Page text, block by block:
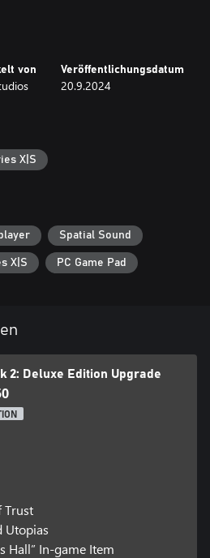
INHALTE NACH DER
VERSION/TEIL DER
SAMMLUNG)
von Veröffentlichungsdatum
20.9.2024
X|S
Spatial Sound
X|S PC Game Pad
2: Deluxe Edition Upgrade
Trust
Utopias
Hall” In-game Item